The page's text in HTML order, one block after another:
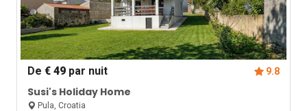
De€ 49 par nuit 9.8
Susi's Holiday Home
Pula, Croatia